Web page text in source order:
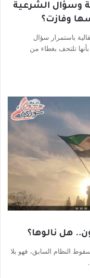
وسؤال الشرعية
وفازت؟
باستمرار سؤال
تلتحف بغطاء من
هل نالوها؟
النظام السابق، فهو بلا